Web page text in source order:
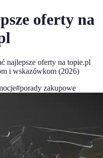
oferty na
najlepsze oferty na topie.pl
i wskazówkom (2026)
#porady zakupowe